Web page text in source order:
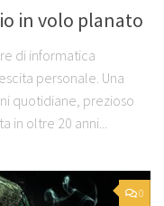
in volo planato
di informatica
personale. Una
quotidiane, prezioso
oltre 20 anni...
0